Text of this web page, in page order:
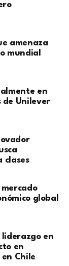
amenaza
mundial
en
de Unilever
clases
global
en
en
Chile